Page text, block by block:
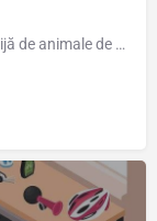
Pot plimba/îngriji câini/pisici 🐶🐱 Pot avea grijă de animale de companie/plante cât timp proprietarii sunt…